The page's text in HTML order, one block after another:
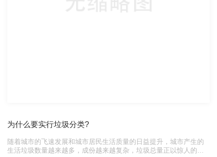
为什么要实行垃圾分类?
随着城市的飞速发展和城市居民生活质量的日益提升，城市产生的
生活垃圾数量越来越多，成份越来越复杂，垃圾总量正以惊人的速